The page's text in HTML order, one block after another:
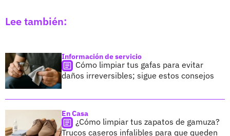
Lee también:
Información de servicio
Cómo limpiar tus gafas para evitar
daños irreversibles; sigue estos consejos
En Casa
¿Cómo limpiar tus zapatos de gamuza?
Trucos caseros infalibles para que queden